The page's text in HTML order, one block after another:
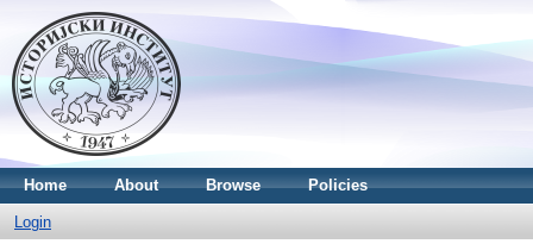
Home About Browse Policies
Login